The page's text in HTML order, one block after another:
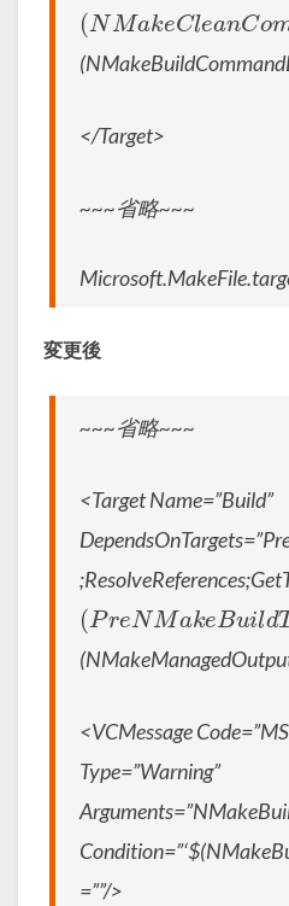
(NM ak e ea m
′! =”a n d‘
</Target>
~~~省略~~~
変更後
~~~省略~~~
<Target Name=”Build”
(Pr NMa k B uild Ta r
<VCMessage
Type=”Warning”
=””/>